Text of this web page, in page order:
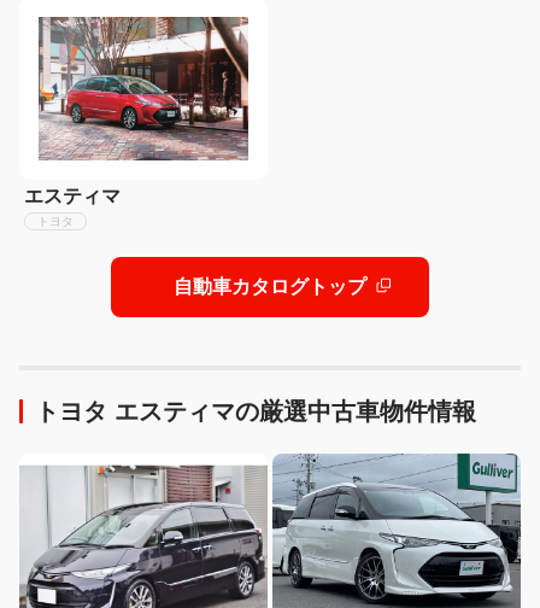
エスティマ
トヨタ
自動車カタログトップ
トヨタ エスティマの厳選中古車物件情報